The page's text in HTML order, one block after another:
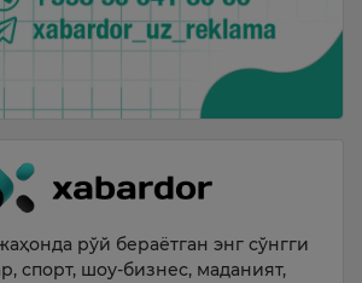
рўй бераётган энг сўнгги
спорт, шоу-бизнес, маданият,